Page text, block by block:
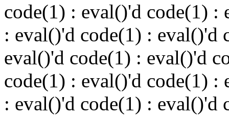
code(1) : eval()'d code(1) :
: eval()'d code(1) : eval()'d
eval()'d code(1) : eval()'d
code(1) : eval()'d code(1) :
: eval()'d code(1) : eval()'d